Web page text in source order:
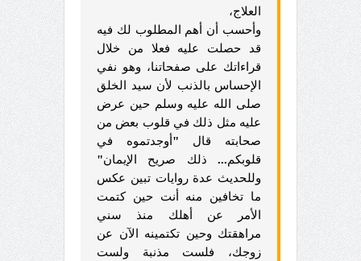
العلاج،
وأحسب أن أهم المطلوب لك فيه
قد حصلت عليه فعلا من خلال
قراءاتك على صفحاتنا، وهو نفي
الإحساس بالذنب لأن سيد الخلق
صلى الله عليه وسلم حين عرض
عليه مثل ذلك في قلوب بعض من
صحابته قال " أوجدتموه في
قلوبكم... ذلك صريح الإيمان"
وللحديث عدة روايات تبين عكس
ما تخافين منه أنت حين كتمت
الأمر عن أهلك منذ سني
مراهقتك وحين تكتمينه الآن عن
زوجك، فلست مذنبة ولست